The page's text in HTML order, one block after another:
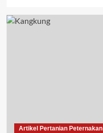
Artikel Pertanian Peternakan